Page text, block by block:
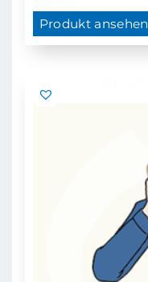
Produkt ansehen